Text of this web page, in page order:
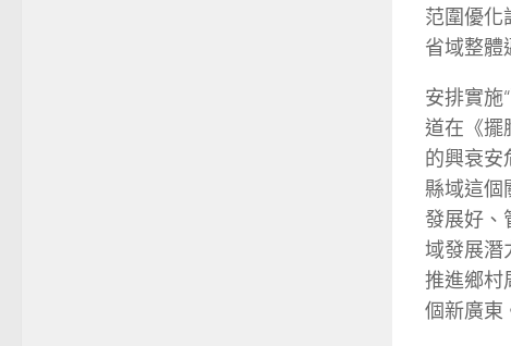
范圍優化
省域整體
安排實施
道在《擺
的興衰安
縣域這個
發展好、
域發展潛
推進鄉村
個新廣東